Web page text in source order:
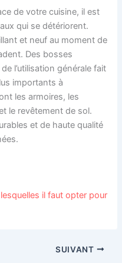
de votre cuisine, il est
qui se détériorent.
et neuf au moment de
Des bosses
l’utilisation générale fait
importants à
les armoires, les
le revêtement de sol.
et de haute qualité
il faut opter pour
SUIVANT